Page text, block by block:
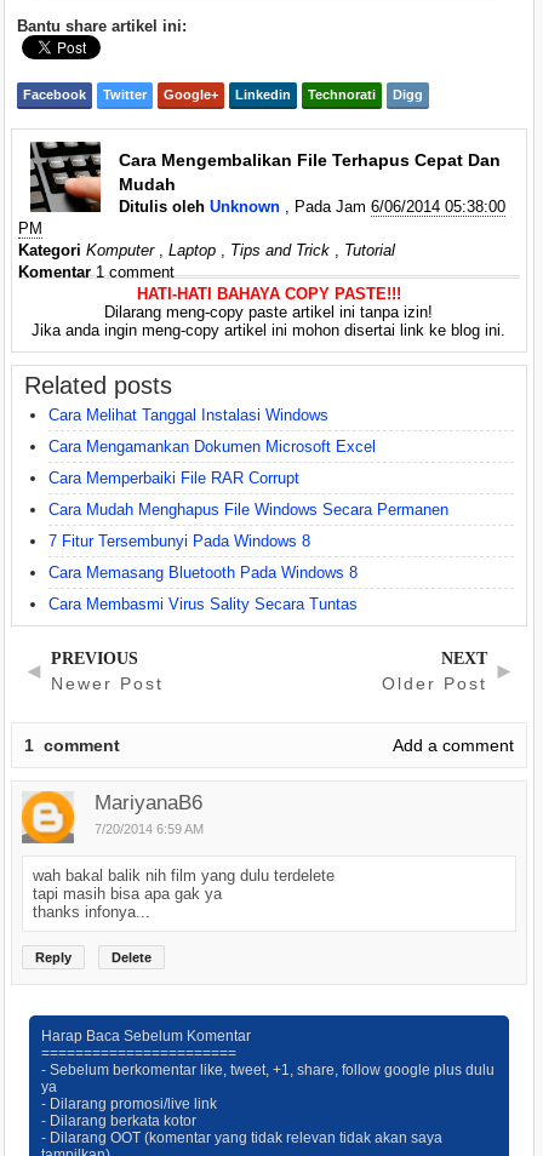
Bantu share artikel ini:
Facebook Twitter Google+ Linkedin Technorati Digg
Cara Mengembalikan File Terhapus Cepat Dan
Mudah
Ditulis oleh Unknown, Pada Jam 6/06/2014 05:38:00
PM
Kategori Komputer, Laptop , Tips and Trick , Tutorial
Komentar1 comment
HATI-HATI BAHAYA COPY PASTE!!!
Dilarang meng-copy paste artikel ini tanpa izin!
Jika anda ingin meng-copy artikel ini mohon disertai link ke blog ini.
Related posts
Cara Melihat Tanggal Instalasi Windows
Cara Mengamankan Dokumen Microsoft Excel
Cara Memperbaiki File RAR Corrupt
Cara Mudah Menghapus File Windows Secara Permanen
7 Fitur Tersembunyi Pada Windows 8
Cara Memasang Bluetooth Pada Windows 8
Cara Membasmi Virus Sality Secara Tuntas
◄
PREVIOUS
Newer Post ►
NEXT
Older Post
1 comment Add a comment
MariyanaB6
7/20/2014 6:59 AM
wah bakal balik nih film yang dulu terdelete
tapi masih bisa apa gak ya
thanks infonya...
Reply Delete
Harap Baca Sebelum Komentar
=======================
- Sebelum berkomentar like, tweet, +1, share, follow google plus dulu
ya
- Dilarang promosi/live link
- Dilarang berkata kotor
- Dilarang OOT (komentar yang tidak relevan tidak akan saya